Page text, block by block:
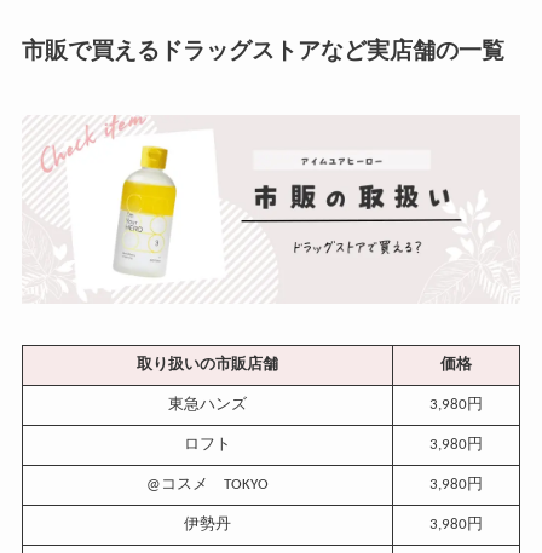
市販で買えるドラッグストアなど実店舗の一覧
取り扱いの市販店舗 価格
東急ハンズ 3,980円
ロフト 3,980円
@コスメ TOKYO 3,980円
伊勢丹 3,980円